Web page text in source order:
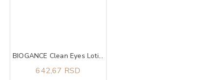
BIOGANCE Clean Eyes Lotion 100ml, Losion za čišćenje predela oko očiju
642,67 RSD